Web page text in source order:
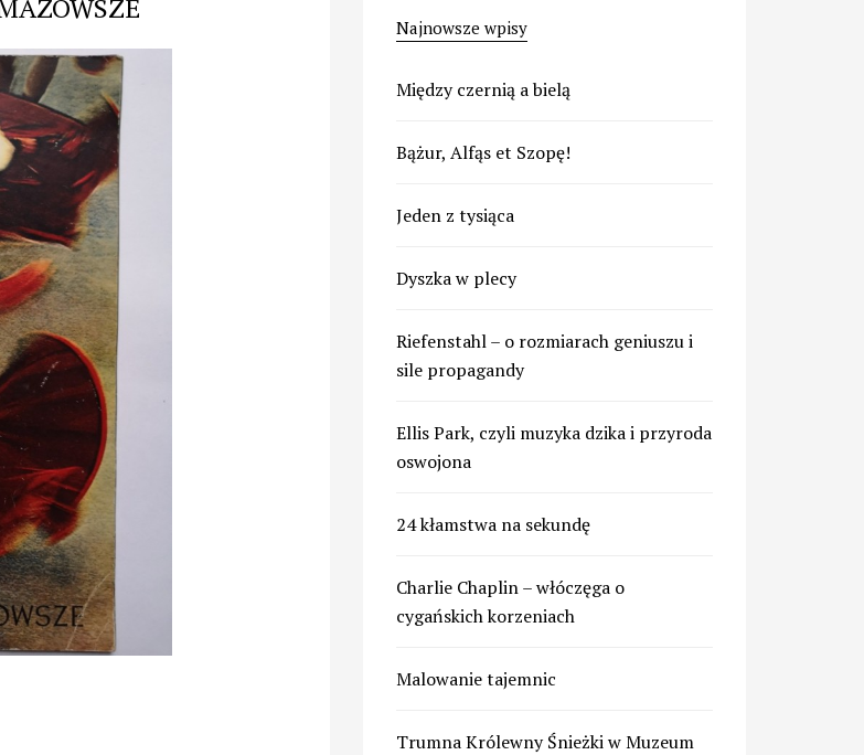
Najnowsze wpisy
Między czernią a bielą
Bążur, Alfąs et Szopę!
Jeden z tysiąca
Dyszka w plecy
Riefenstahl – o rozmiarach geniuszu i
sile propagandy
Ellis Park, czyli muzyka dzika i przyroda
oswojona
24 kłamstwa na sekundę
Charlie Chaplin – włóczęga o
cygańskich korzeniach
Malowanie tajemnic
Trumna Królewny Śnieżki w Muzeum